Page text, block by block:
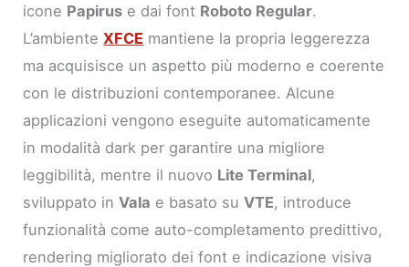
icone Papirus e dai font Roboto Regular.
L’ambienteXFCE mantiene la propria leggerezza
ma acquisisce un aspetto più moderno e coerente
con le distribuzioni contemporanee. Alcune
applicazioni vengono eseguite automaticamente
in modalità dark per garantire una migliore
leggibilità, mentre il nuovo Lite Terminal,
sviluppato inVala e basato suVTE, introduce
funzionalità come auto-completamento predittivo,
rendering migliorato dei font e indicazione visiva